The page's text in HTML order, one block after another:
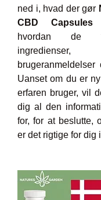
ned i, hvad der gør
CBD Capsules
hvordan de
Uanset om du er
erfaren bruger, vil
dig al den
for, for at beslutte,
er det rigtige for dig